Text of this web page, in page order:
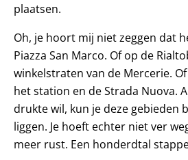
plaatsen.
Oh, je hoort mij niet zeggen dat
Piazza San Marco. Of op de
winkelstraten van de Mercerie.
het station en de Strada Nuova.
drukte wil, kun je deze gebieden
liggen. Je hoeft echter niet ver
meer rust. Een honderdtal